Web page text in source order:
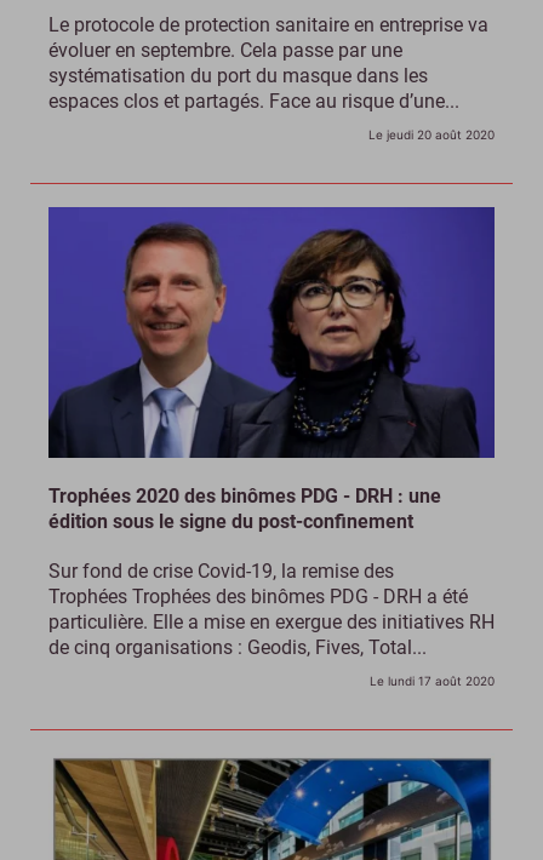
Le protocole de protection sanitaire en entreprise va
évoluer en septembre. Cela passe par une
systématisation du port du masque dans les
espaces clos et partagés. Face au risque d’une...
Le jeudi 20 août 2020
Trophées 2020 des binômes PDG - DRH : une
édition sous le signe du post-confinement
Sur fond de crise Covid-19, la remise des
Trophées Trophées des binômes PDG - DRH a été
particulière. Elle a mise en exergue des initiatives RH
de cinq organisations : Geodis, Fives, Total...
Le lundi 17 août 2020